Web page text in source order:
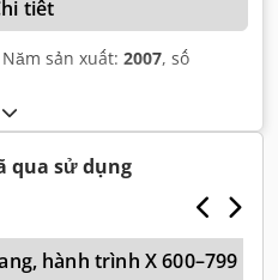
tiết
Năm sản xuất: 2007, số
qua sử dụng
hành trình X 600–799 mm